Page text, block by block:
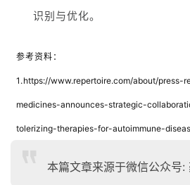
h
系
我
识别与优化。
参考资料：
1. https://www.repertoire.com/about/press-
medicines-announces-strategic-
tolerizing-therapies-for-autoimmune-
本篇文章来源于微信公众号: